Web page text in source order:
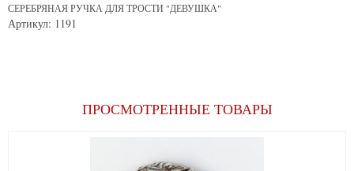
СЕРЕБРЯНАЯ РУЧКА ДЛЯ ТРОСТИ "ДЕВУШКА"
Артикул: 1191
ПРОСМОТРЕННЫЕ ТОВАРЫ